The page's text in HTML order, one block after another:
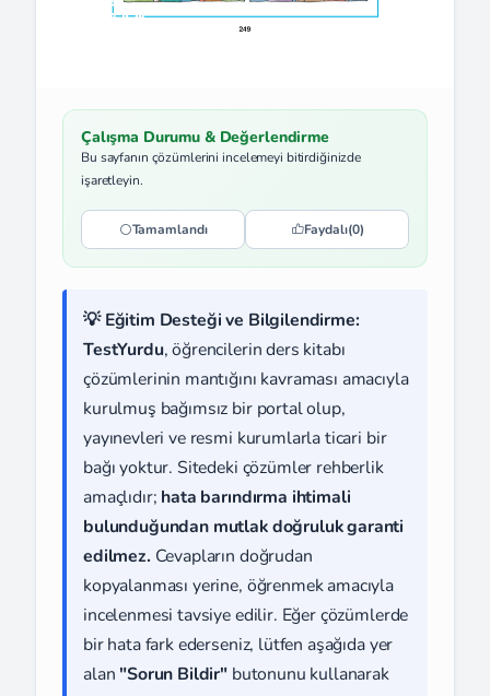
Çalışma Durumu & Değerlendirme
Bu sayfanın çözümlerini incelemeyi bitirdiğinizde
işaretleyin.
Tamamlandı Faydalı(0)
💡 Eğitim Desteği ve Bilgilendirme:
TestYurdu, öğrencilerin ders kitabı
çözümlerinin mantığını kavraması amacıyla
kurulmuş bağımsız bir portal olup,
yayınevleri ve resmi kurumlarla ticari bir
bağı yoktur. Sitedeki çözümler rehberlik
amaçlıdır; hata barındırma ihtimali
bulunduğundan mutlak doğruluk garanti
edilmez. Cevapların doğrudan
kopyalanması yerine, öğrenmek amacıyla
incelenmesi tavsiye edilir. Eğer çözümlerde
bir hata fark ederseniz, lütfen aşağıda yer
alan "Sorun Bildir" butonunu kullanarak